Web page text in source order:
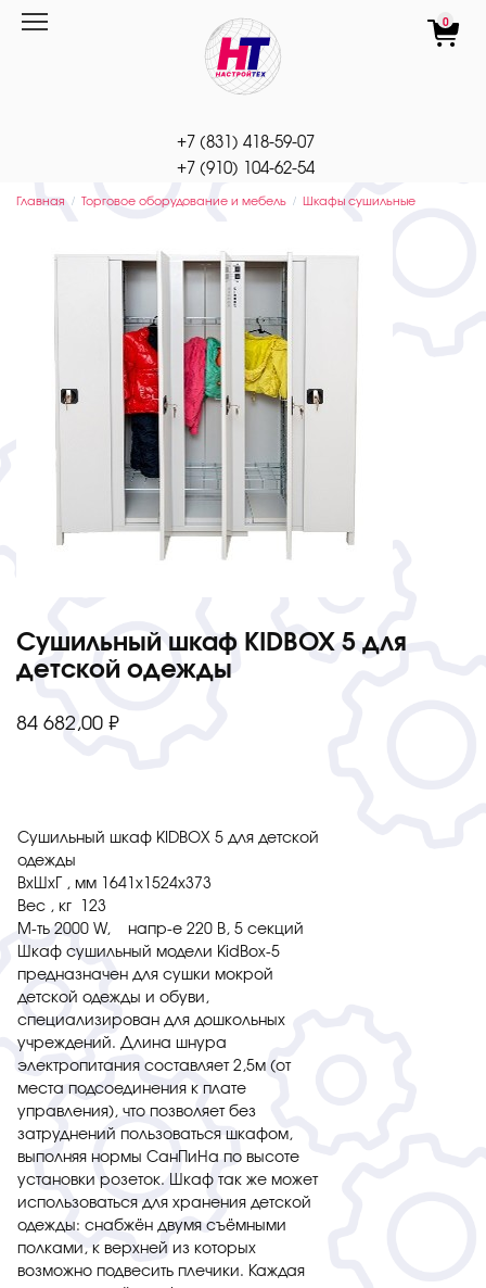
Перейти
+7 (831) 418-59-07
+7 (910) 104-62-54
0
Главная Торговое оборудование и мебель Шкафы сушильные
Сушильный шкаф KIDBOX 5 для
детской одежды
84 682,00 ₽
Сушильный шкаф KIDBOX 5 для детской
одежды
ВхШхГ , мм 1641х1524х373
Вес , кг 123
М-ть 2000 W, напр-е 220 В, 5 секций
Шкаф сушильный модели KidBox-5
предназначен для сушки мокрой
детской одежды и обуви,
специализирован для дошкольных
учреждений. Длина шнура
электропитания составляет 2,5м (от
места подсоединения к плате
управления), что позволяет без
затруднений пользоваться шкафом,
выполняя нормы СанПиНа по высоте
установки розеток. Шкаф так же может
использоваться для хранения детской
одежды: снабжён двумя съёмными
полками, к верхней из которых
возможно подвесить плечики. Каждая